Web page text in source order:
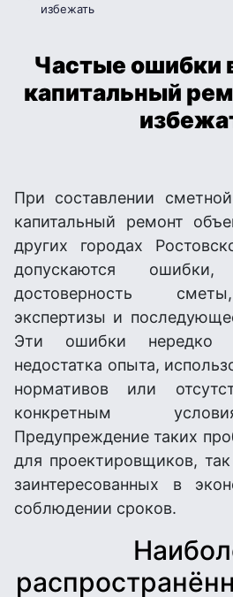
избежать
Частые ошибки
капитальный
При составлении
капитальный ремонт
других городах
допускаются
достоверность
экспертизы и
Эти ошибки нередко
недостатка опыта,
нормативов или
конкретным
Предупреждение таких
для проектировщиков,
заинтересованных в
соблюдении сроков.